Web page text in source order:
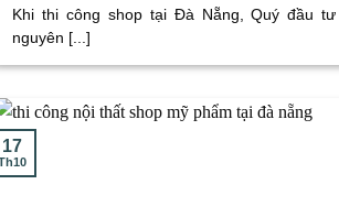
Khi thi công shop tại Đà Nẵng, Quý đầu
nguyên [...]
17